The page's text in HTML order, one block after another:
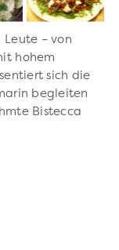
Leute – von
hohem
sich die
begleiten
Bistecca